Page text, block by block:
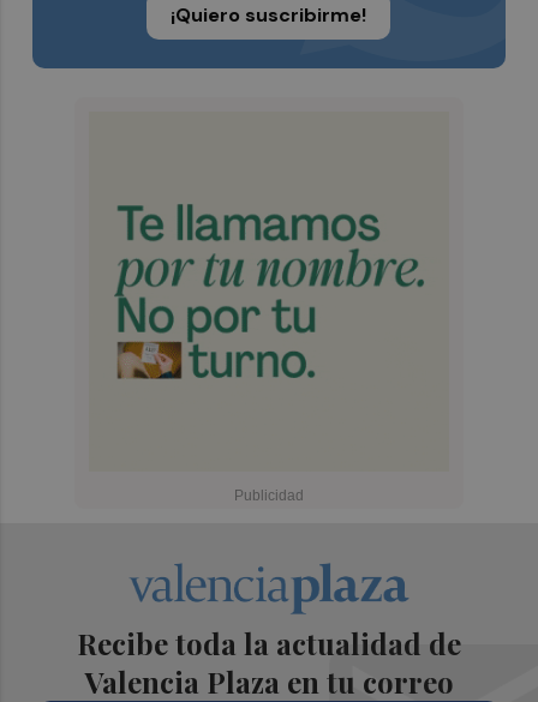
¡Quiero suscribirme!
Recibe toda la actualidad de
Valencia Plaza en tu correo